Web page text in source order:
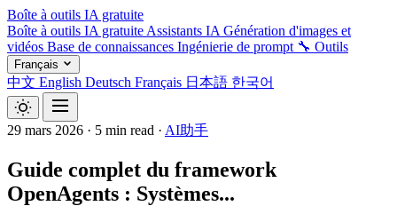
Boîte à outils IA gratuite
Boîte à outils IA gratuite Assistants IA Génération d'images et
vidéos Base de connaissances Ingénierie de prompt 🔧 Outils
Français
中文 English Deutsch Français 日本語 한국어
29 mars 2026 · 5 min read · AI助手
Guide complet du framework
OpenAgents : Systèmes...